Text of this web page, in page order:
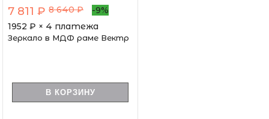
7 811 ₽ 8 640 ₽
-9%
1952 ₽ × 4 платежа
Зеркало в МДФ раме Вектр
В КОРЗИНУ